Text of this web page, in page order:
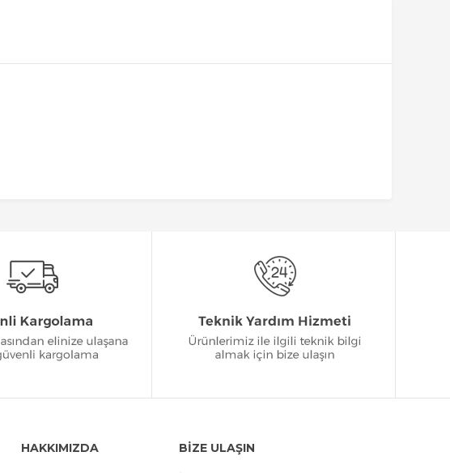
HAKKIMIZDA BİZE ULAŞIN